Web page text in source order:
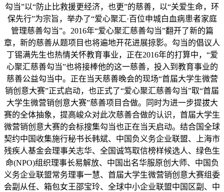
勾当”以“防止比救援更经济，也更”的慈善，以“关爱生命，环
保先行”为宗旨，举办了“爱心聚汇·百位申城白血病患者家庭
管理慈善勾当”。2016年“爱心聚汇慈善勾当”翻开了新的篇
章，新的慈善从题项目也将遍地开花进展掠影。勾当的倡议人
丁锡满先生也热情关怀教育事业，正在2016年的打算中，“爱
心聚汇慈善勾当”也将接棒他的这一慈善，投入到教育事业的
慈善公益勾当中。正在当天慈善晚会的现场“首届大学生微营
销创意大赛”正式启动，也正式了“爱心聚汇慈善勾当”取“首届
大学生微营销创意大赛”慈善项目合做。同时为进一步提拔大
赛的全体抽象，提高峻众对此次慈善合做的认识，首届大学生
微营销创意大赛的会标搜集勾当也正在当天启动。结合国全球
契约中国收集施行秘书长韩斌、中国负义务企业联盟、上海市
残疾人基金会理事关志华、全国诚笃取信榜样候选人、绿色生
命(NPO)组织理事长易解放、中国出名华服原创大师、中国负
义务企业联盟常务理事一慧、首届大学生微营销创意大赛组委
会副从任、箱包女王邵宝玲、全球中小企业联盟中国区副、中